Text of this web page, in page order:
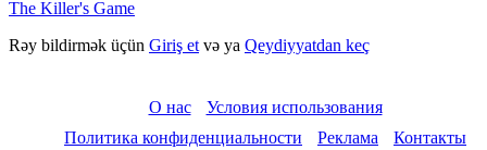
The Killer's Game
Rəy bildirmək üçün Giriş et və ya Qeydiyyatdan keç
О нас
Условия использования
Политика конфиденциальности
Реклама Контакты